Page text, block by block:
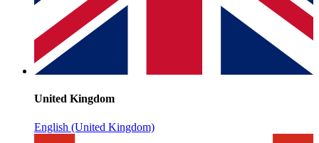
United Kingdom
English (United Kingdom)